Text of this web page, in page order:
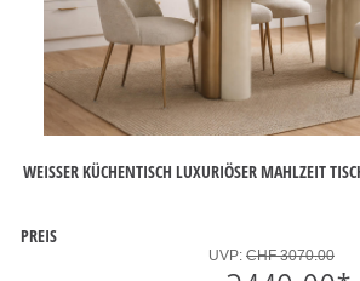
WEISSER KÜCHENTISCH LUXURIÖSER MAHLZEIT
PREIS
UVP: CHF 3070.00